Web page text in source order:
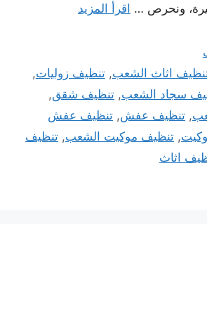
ونحرص … اقرأ المزيد
اثاث الشعب,تنظيف زوليات,
سجاد الشعب, تنظيف شقق,
, تنظيف عفش, تنظيف عفش
, تنظيف موكيت الشعب, تنظيف
اثاث